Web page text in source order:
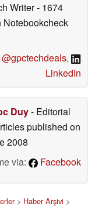
Writer- 1674
@gpctechdeals,
LinkedIn
Duy- Editorial
published on
2008
via:
Facebook
> Haber Arşivi >